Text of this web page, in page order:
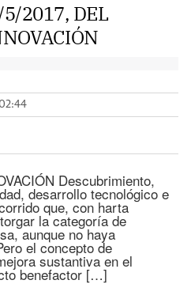
5/2017, DEL
Descubrimiento,
desarrollo tecnológico e
que, con harta
la categoría de
aunque no haya
el concepto de
sustantiva en el
benefactor […]